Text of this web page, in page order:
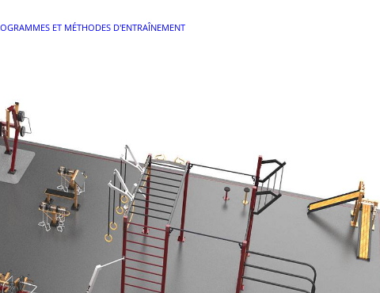
ET MÉTHODES D'ENTRAÎNEMENT